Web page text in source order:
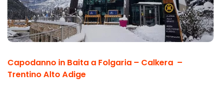
Capodanno in Baita a Folgaria – Calkera –
Trentino Alto Adige